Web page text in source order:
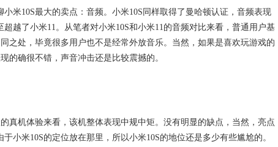
10S最大的卖点：音频。小米10S同样取得了曼哈顿认证，音频表现
越了小米11。从笔者对小米10S和小米11的音频对比来看，普通用户基
之处，毕竟很多用户也不是经常外放音乐。当然，如果是喜欢玩游戏的
的确很不错，声音冲击还是比较震撼的。
机体验来看，该机整体表现中规中矩。没有明显的缺点，当然，亮点
小米10S的定位放在那里，所以小米10S的地位还是多少有些尴尬的。